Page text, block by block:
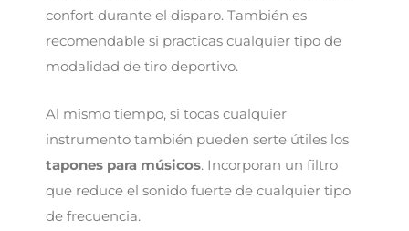
confort durante el disparo. También es
recomendable si practicas cualquier tipo de
modalidad de tiro deportivo.
Al mismo tiempo, si tocas cualquier
instrumento también pueden serte útiles los
tapones para músicos. Incorporan un filtro
que reduce el sonido fuerte de cualquier tipo
de frecuencia.